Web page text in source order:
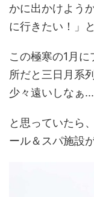
かに出かけよう
に行きたい！」
この極寒の1月
所だと三日月系
少々遠いしなぁ...
と思っていたら
ール＆スパ施設